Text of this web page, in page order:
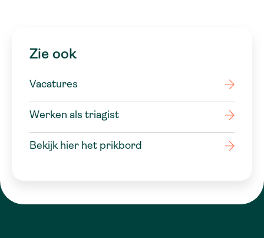
Zie ook
Vacatures
Werken als triagist
Bekijk hier het prikbord